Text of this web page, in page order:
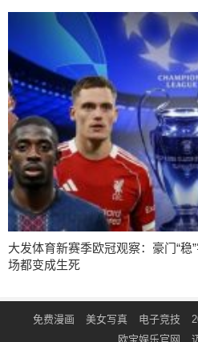
大发体育新赛季欧冠观察：豪门“
场都变成生死
免费漫画 美女写真 电子竞技
欧宝娱乐官网